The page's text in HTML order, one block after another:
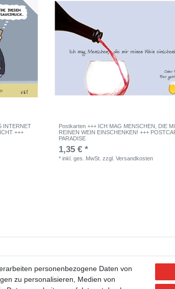
INTERNET
+++
Postkarten +++ ICH MAG MENSCHEN, DIE
REINEN WEIN EINSCHENKEN! +++
PARADISE
1,35 € *
*inkl. ges. MwSt. zzgl.Versandkosten
personenbezogene Daten von
zu personalisieren, Medien von